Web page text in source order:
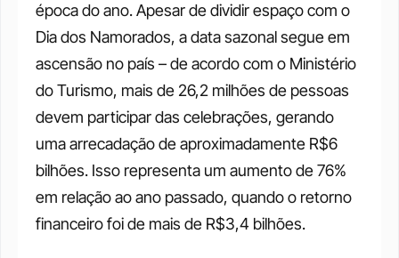
época do ano. Apesar de dividir espaço com o
Dia dos Namorados, a data sazonal segue em
ascensão no país – de acordo com o Ministério
do Turismo, mais de 26,2 milhões de pessoas
devem participar das celebrações, gerando
uma arrecadação de aproximadamente R$6
bilhões. Isso representa um aumento de 76%
em relação ao ano passado, quando o retorno
financeiro foi de mais de R$3,4 bilhões.